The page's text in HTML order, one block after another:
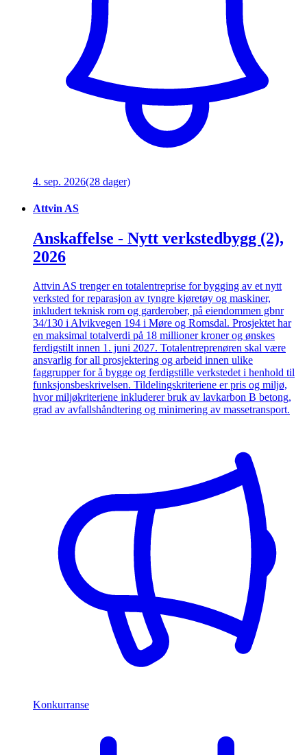
4. sep. 2026(28 dager)
Attvin AS
Anskaffelse - Nytt verkstedbygg (2),
2026
Attvin AS trenger en totalentreprise for bygging av et nytt
verksted for reparasjon av tyngre kjøretøy og maskiner,
inkludert teknisk rom og garderober, på eiendommen gbnr
34/130 i Alvikvegen 194 i Møre og Romsdal. Prosjektet har
en maksimal totalverdi på 18 millioner kroner og ønskes
ferdigstilt innen 1. juni 2027. Totalentreprenøren skal være
ansvarlig for all prosjektering og arbeid innen ulike
faggrupper for å bygge og ferdigstille verkstedet i henhold til
funksjonsbeskrivelsen. Tildelingskriteriene er pris og miljø,
hvor miljøkriteriene inkluderer bruk av lavkarbon B betong,
grad av avfallshåndtering og minimering av massetransport.
Konkurranse